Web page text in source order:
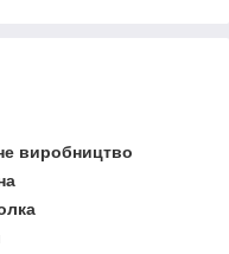
виробництво